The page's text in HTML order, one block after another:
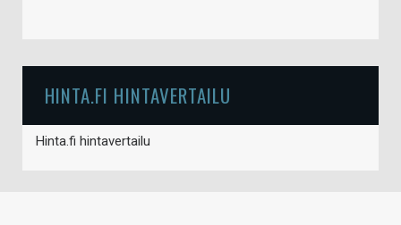
HINTA.FI HINTAVERTAILU
Hinta.fi hintavertailu